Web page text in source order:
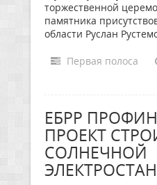
торжественной
памятника
области Руслан
Первая полоса
ЕБРР
ПРОЕКТ
СОЛНЕЧНОЙ